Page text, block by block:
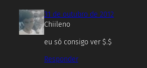
31 de outubro de 2012
Chiileno
eu só consigo ver $.$
Responder